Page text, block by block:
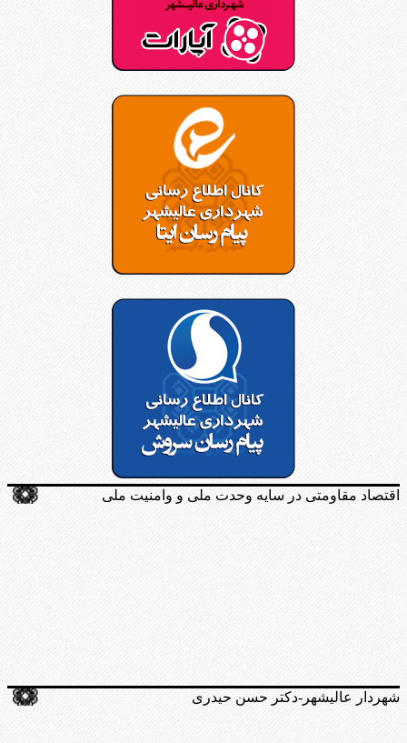
اقتصاد مقاومتی در سایه وحدت ملی و وامنیت ملی
شهردار عالیشهر-دکتر حسن حیدری